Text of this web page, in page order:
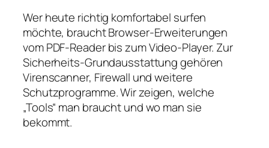
Wer heute richtig komfortabel surfen
möchte, braucht Browser-Erweiterungen
vom PDF-Reader bis zum Video-Player. Zur
Sicherheits-Grundausstattung gehören
Virenscanner, Firewall und weitere
Schutzprogramme. Wir zeigen, welche
„Tools“ man braucht und wo man sie
bekommt.